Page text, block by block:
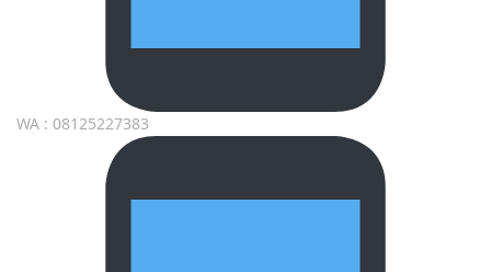
WA : 08125227383